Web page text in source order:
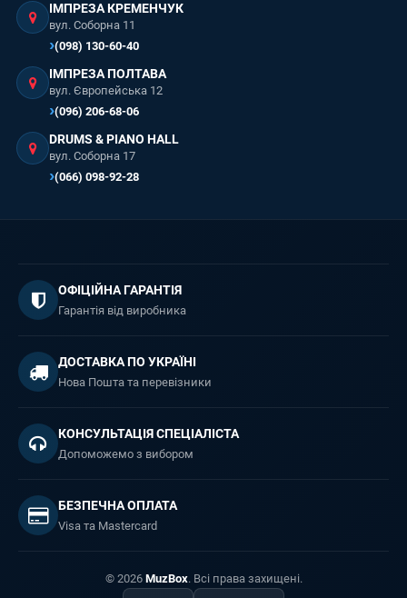
ІМПРЕЗА КРЕМЕНЧУК
вул. Соборна 11
(098) 130-60-40
ІМПРЕЗА ПОЛТАВА
вул. Європейська 12
(096) 206-68-06
DRUMS & PIANO HALL
вул. Соборна 17
(066) 098-92-28
ОФІЦІЙНА ГАРАНТІЯ
Гарантія від виробника
ДОСТАВКА ПО УКРАЇНІ
Нова Пошта та перевізники
КОНСУЛЬТАЦІЯ СПЕЦІАЛІСТА
Допоможемо з вибором
БЕЗПЕЧНА ОПЛАТА
Visa та Mastercard
© 2026 MuzBox. Всі права захищені.